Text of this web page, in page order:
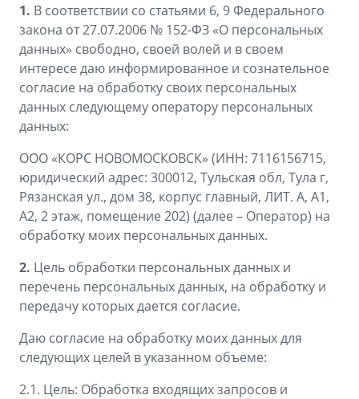
CITYRAY
от 2 599 990 ₽*
ATLAS
от 3 189 990 ₽*
OKAVANGO
от 3 429 990 ₽*
MONJARO
от 4 349 990 ₽*
PREFACE
от 3 079 990 ₽*
GEELY EX5
от 3 769 990 ₽*
Получить персональное предложение
Записаться на тест-драйв
Трейд-ин
Аксессуары
ФИНАНСЫ И УСЛУГИ
Автокредит
Расчет КАСКО
Страхование
Калькулятор ТО
Ценности сервиса Geely
Руководство по эксплуатации
Советы по эксплуатации
ПОДДЕРЖКА
Помощь на дорогах
Гарантия Geely
Сервисная книжка
Наша команда
Правовая информация
Контакты
1. В соответствии со статьями 6, 9 Федерального
закона от 27.07.2006 № 152-ФЗ «О персональных
данных» свободно, своей волей и в своем
интересе даю информированное и сознательное
согласие на обработку своих персональных
данных следующему оператору персональных
данных:
ООО «КОРС НОВОМОСКОВСК» (ИНН: 7116156715,
юридический адрес: 300012, Тульская обл, Тула г,
Рязанская ул., дом 38, корпус главный, ЛИТ. А, А1,
А2, 2 этаж, помещение 202) (далее – Оператор) на
обработку моих персональных данных.
2. Цель обработки персональных данных и
перечень персональных данных, на обработку и
передачу которых дается согласие.
Даю согласие на обработку моих данных для
следующих целей в указанном объеме:
2.1. Цель: Обработка входящих запросов и